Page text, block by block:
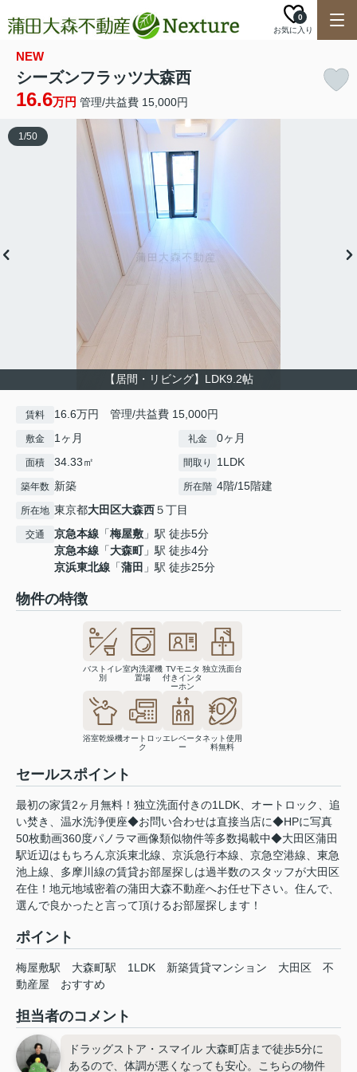
お気に入り
0
NEW
シーズンフラッツ大森西
16.6万円 管理/共益費 15,000円
【居間・リビング】LDK9.2帖
1/50
賃料 16.6万円 管理/共益費 15,000円
敷金 1ヶ月 礼金 0ヶ月
面積 34.33㎡ 間取り 1LDK
築年数 新築 所在階 4階/15階建
所在地 東京都大田区大森西５丁目
交通 京急本線 「梅屋敷 」駅 徒歩5分
京急本線 「大森町」駅 徒歩4分
京浜東北線 「蒲田 」駅 徒歩25分
物件の特徴
バストイレ
別
室内洗濯機
置場
TVモニタ
付きインタ
ーホン
独立洗面台
浴室乾燥機オートロッ
ク
エレベータ
ー
ネット使用
料無料
セールスポイント
最初の家賃2ヶ月無料！独立洗面付きの1LDK、オートロック、追
い焚き、温水洗浄便座◆お問い合わせは直接当店に◆HPに写真
50枚動画360度パノラマ画像類似物件等多数掲載中◆大田区蒲田
駅近辺はもちろん京浜東北線、京浜急行本線、京急空港線、東急
池上線、多摩川線の賃貸お部屋探しは過半数のスタッフが大田区
在住！地元地域密着の蒲田大森不動産へお任せ下さい。住んで、
選んで良かったと言って頂けるお部屋探します！
ポイント
梅屋敷駅 大森町駅 1LDK 新築賃貸マンション 大田区
不
動産屋
おすすめ
担当者のコメント
ドラッグストア・スマイル 大森町店まで徒歩5分に
あるので、体調が悪くなっても安心。こちらの物件